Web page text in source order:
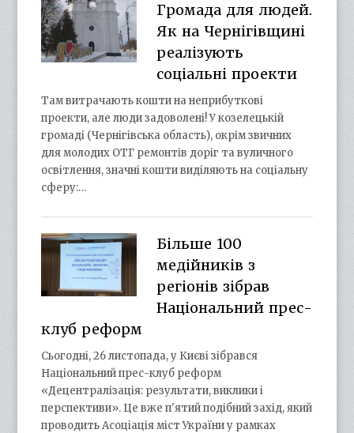
Громада для людей.
Як на Чернігівщині
реалізують
соціальні проекти
Там витрачають кошти на неприбуткові
проекти, але люди задоволені! У козелецькій
громаді (Чернігівська область), окрім звичних
для молодих ОТГ ремонтів доріг та вуличного
освітлення, значні кошти виділяють на соціальну
сферу:…
Більше 100
медійників з
регіонів зібрав
Національний прес-
клуб реформ
Сьогодні, 26 листопада, у Києві зібрався
Національний прес-клуб реформ
«Децентралізація: результати, виклики і
перспективи». Це вже п'ятий подібний захід, який
проводить Асоціація міст України у рамках